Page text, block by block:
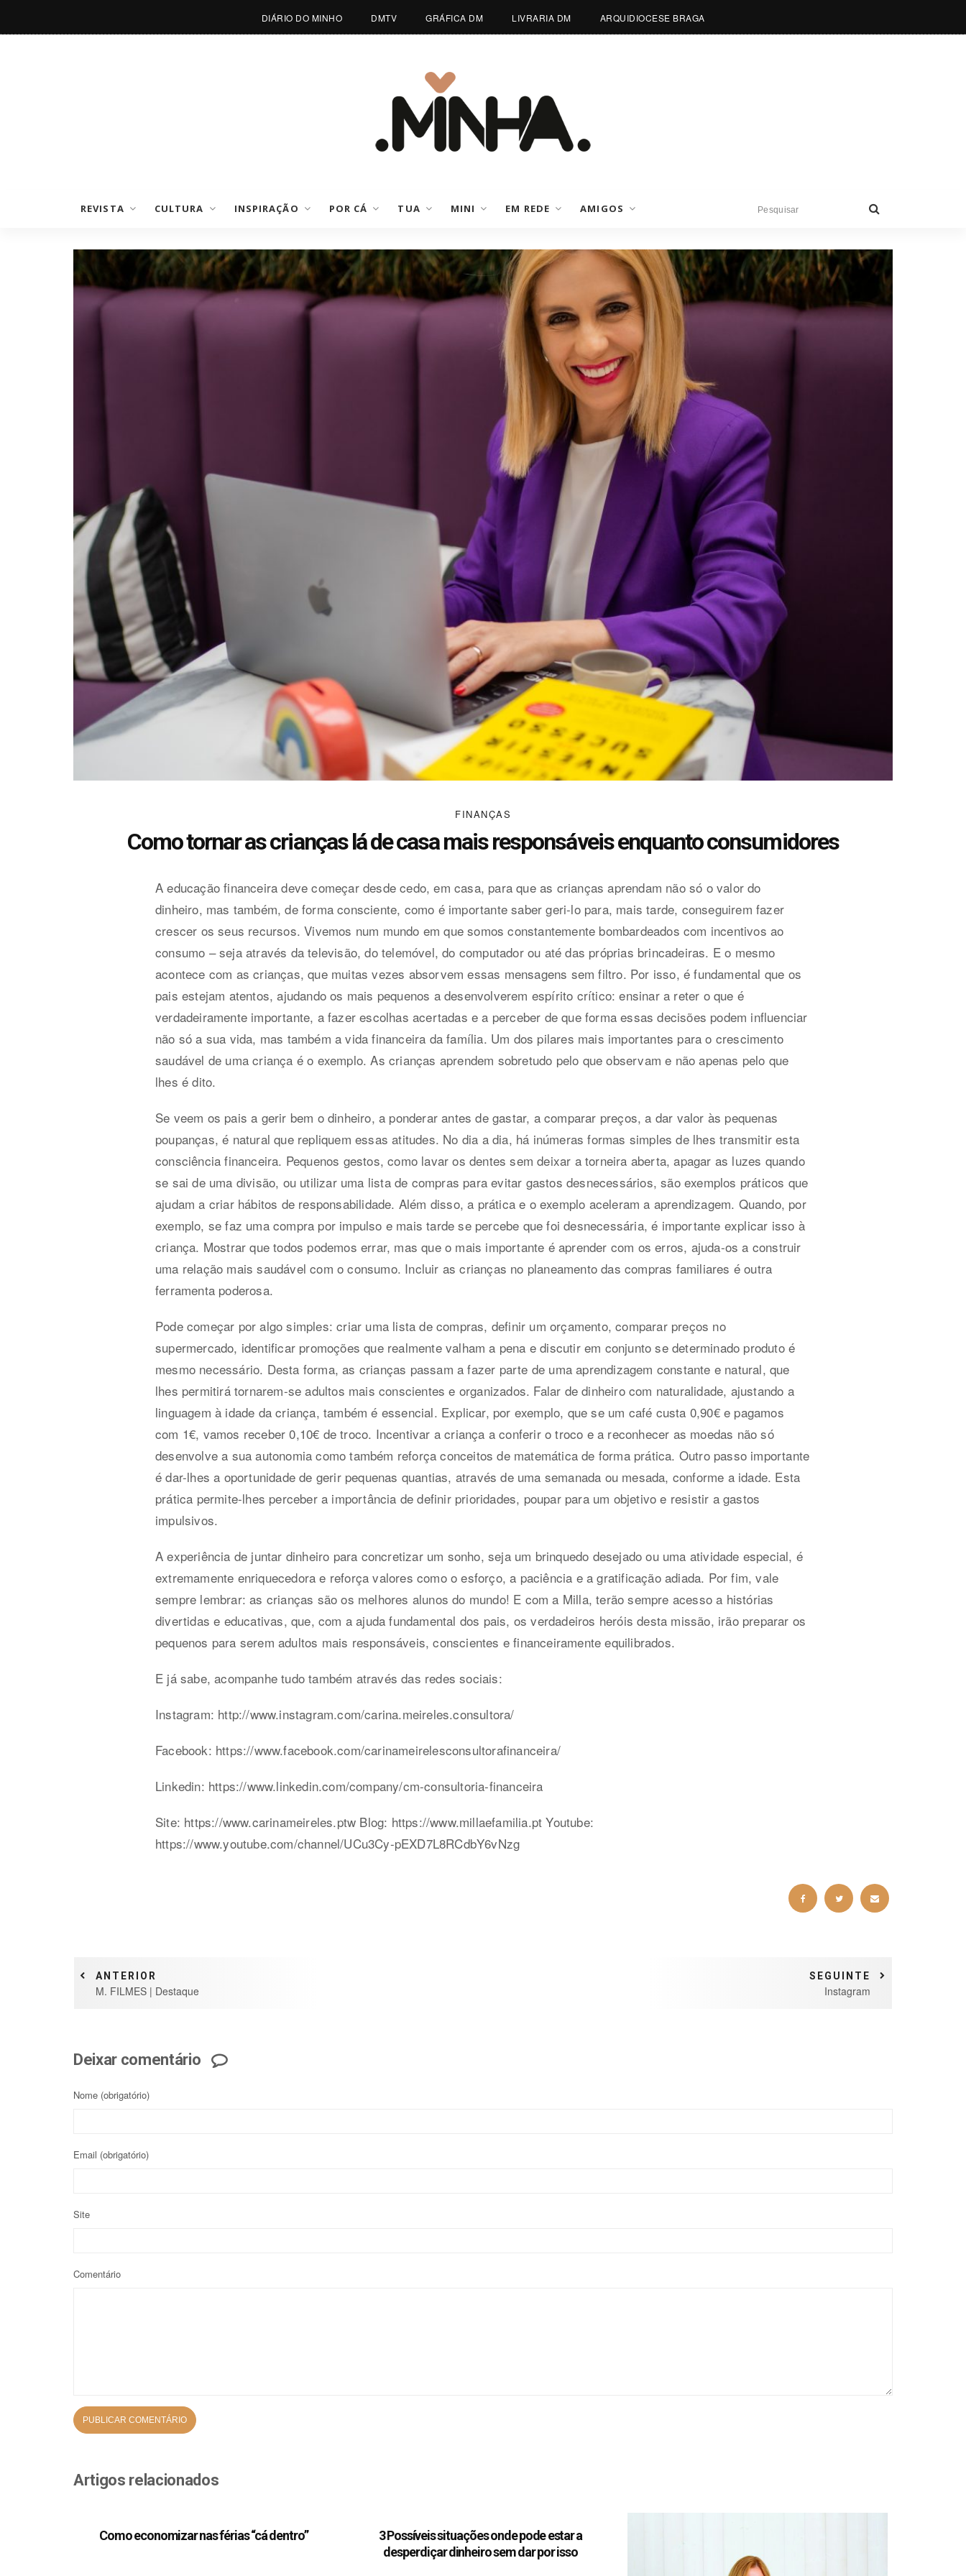
DIÁRIO DO MINHO DMTV GRÁFICA DM LIVRARIA DM ARQUIDIOCESE BRAGA
REVISTA CULTURA INSPIRAÇÃO POR CÁ TUA MINI EM REDE AMIGOS
FINANÇAS
Como tornar as crianças lá de casa mais responsáveis enquanto consumidores
A educação financeira deve começar desde cedo, em casa, para que as crianças aprendam não só o valor do
dinheiro, mas também, de forma consciente, como é importante saber geri-lo para, mais tarde, conseguirem fazer
crescer os seus recursos. Vivemos num mundo em que somos constantemente bombardeados com incentivos ao
consumo – seja através da televisão, do telemóvel, do computador ou até das próprias brincadeiras. E o mesmo
acontece com as crianças, que muitas vezes absorvem essas mensagens sem filtro. Por isso, é fundamental que os
pais estejam atentos, ajudando os mais pequenos a desenvolverem espírito crítico: ensinar a reter o que é
verdadeiramente importante, a fazer escolhas acertadas e a perceber de que forma essas decisões podem influenciar
não só a sua vida, mas também a vida financeira da família. Um dos pilares mais importantes para o crescimento
saudável de uma criança é o exemplo. As crianças aprendem sobretudo pelo que observam e não apenas pelo que
lhes é dito.
Se veem os pais a gerir bem o dinheiro, a ponderar antes de gastar, a comparar preços, a dar valor às pequenas
poupanças, é natural que repliquem essas atitudes. No dia a dia, há inúmeras formas simples de lhes transmitir esta
consciência financeira. Pequenos gestos, como lavar os dentes sem deixar a torneira aberta, apagar as luzes quando
se sai de uma divisão, ou utilizar uma lista de compras para evitar gastos desnecessários, são exemplos práticos que
ajudam a criar hábitos de responsabilidade. Além disso, a prática e o exemplo aceleram a aprendizagem. Quando, por
exemplo, se faz uma compra por impulso e mais tarde se percebe que foi desnecessária, é importante explicar isso à
criança. Mostrar que todos podemos errar, mas que o mais importante é aprender com os erros, ajuda-os a construir
uma relação mais saudável com o consumo. Incluir as crianças no planeamento das compras familiares é outra
ferramenta poderosa.
Pode começar por algo simples: criar uma lista de compras, definir um orçamento, comparar preços no
supermercado, identificar promoções que realmente valham a pena e discutir em conjunto se determinado produto é
mesmo necessário. Desta forma, as crianças passam a fazer parte de uma aprendizagem constante e natural, que
lhes permitirá tornarem-se adultos mais conscientes e organizados. Falar de dinheiro com naturalidade, ajustando a
linguagem à idade da criança, também é essencial. Explicar, por exemplo, que se um café custa 0,90€ e pagamos
com 1€, vamos receber 0,10€ de troco. Incentivar a criança a conferir o troco e a reconhecer as moedas não só
desenvolve a sua autonomia como também reforça conceitos de matemática de forma prática. Outro passo importante
é dar-lhes a oportunidade de gerir pequenas quantias, através de uma semanada ou mesada, conforme a idade. Esta
prática permite-lhes perceber a importância de definir prioridades, poupar para um objetivo e resistir a gastos
impulsivos.
A experiência de juntar dinheiro para concretizar um sonho, seja um brinquedo desejado ou uma atividade especial, é
extremamente enriquecedora e reforça valores como o esforço, a paciência e a gratificação adiada. Por fim, vale
sempre lembrar: as crianças são os melhores alunos do mundo! E com a Milla, terão sempre acesso a histórias
divertidas e educativas, que, com a ajuda fundamental dos pais, os verdadeiros heróis desta missão, irão preparar os
pequenos para serem adultos mais responsáveis, conscientes e financeiramente equilibrados.
E já sabe, acompanhe tudo também através das redes sociais:
Instagram: http://www.instagram.com/carina.meireles.consultora/
Facebook: https://www.facebook.com/carinameirelesconsultorafinanceira/
Linkedin: https://www.linkedin.com/company/cm-consultoria-financeira
Site: https://www.carinameireles.ptw Blog: https://www.millaefamilia.pt Youtube:
https://www.youtube.com/channel/UCu3Cy-pEXD7L8RCdbY6vNzg
ANTERIOR
M. FILMES | Destaque
SEGUINTE
Instagram
Deixar comentário
Nome (obrigatório)
Email (obrigatório)
Site
Comentário
Artigos relacionados
Como economizar nas férias “cá dentro”
3 Possíveis situações onde pode estar a
desperdiçar dinheiro sem dar por isso